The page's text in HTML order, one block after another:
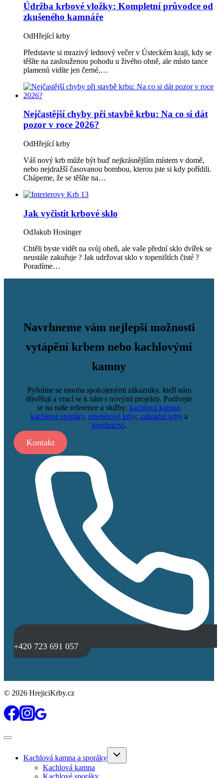
Údržba krbové vložky: Kompletní průvodce od
zkušeného kamnáře
OdHřející krby
Představte si mrazivý lednový večer v Ústeckém kraji, kdy se
těšíte na zaslouženou pohodu u živého ohně, ale místo tance
plamenů vidíte jen černé,…
Nejčastější chyby při stavbě krbu: Na co si dát
pozor v roce 2026?
OdHřející krby
Váš nový krb může být buď nejkrásnějším místem v domě,
nebo nejdražší časovanou bombou, kterou jste si kdy pořídili.
Chápeme, že se těšíte na…
Jak vyčistit krbové sklo
OdJakub Hosinger
Chtěli byste vidět na svůj oheň, ale vaše přední sklo dvířek se
neustále zakuřuje ? Jak udržovat sklo v topeništích čisté ?
Poradíme…
Navrhneme vám nejlepší možnosti
vytápění krbem nebo kachlovými
kamny
Pyšníme se mnoha spokojenými zákazníky, kteří nám
důvěřují a vrací se k nám s novými projekty. Podívejte
se na naše reference a služby: kachlová kamna,
kachlové sporáky, interiérové krby, zahradní krbya
kominictví.
Kontakt
+420 723 691 057
© 2026 HrejiciKrby.cz
Kachlová kamna a sporáky
Toggle
Kachlová kamna